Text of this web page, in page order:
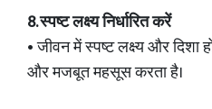
8. स्पष्ट लक्ष्य निर्धारित करें
• जीवन में स्पष्ट लक्ष्य और दिशा
और मजबूत महसूस करता है।